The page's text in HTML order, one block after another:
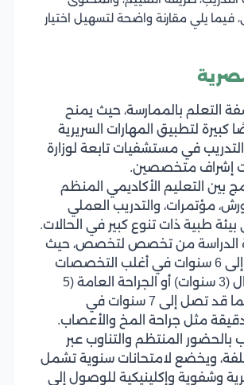
فيما يلي مقارنة واضحة لتسهيل اختيار
التعلم بالممارسة، حيث يمنح
كبيرة لتطبيق المهارات السريرية
التدريب في مستشفيات تابعة لوزارة
إشراف متخصصين.
بين التعليم الأكاديمي المنظم
مؤتمرات، والتدريب العملي
طبية ذات تنوع كبير في الحالات.
الدراسة من تخصص لتخصص، حيث
تمتد بين 3 إلى 6 سنوات في أغلب التخصصات
مثل الأطفال (3 سنوات) أو الجراحة العامة (5
سنوات)، بينما قد تصل إلى 7 سنوات في
مثل جراحة المخ والأعصاب.
بالحضور المنتظم والتناوب عبر
ويخضع لامتحانات سنوية تشمل
وشفوية وإكلينيكية للوصول إلى